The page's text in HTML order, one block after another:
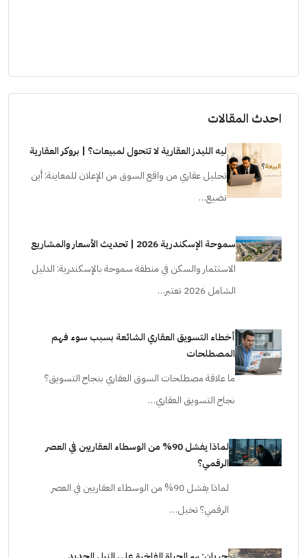
احدث المقالات
ليه الليدز العقارية لا تتحول لمبيعات؟ | بروكر العقارية
تحليل عقاري من واقع السوق من الإعلان للمعاينة: أين
تضيع…
سموحة الإسكندرية 2026 | تحديث الأسعار والمشاريع
الاستثمار والسكن في منطقة سموحة بالإسكندرية: الدليل
الشامل 2026 تعتبر…
أخطاء التسويق العقاري الشائعة بسبب سوء فهم
المصطلحات
ما علاقة مصطلحات السوق العقاري بنجاح التسويق؟
نجاح التسويق العقاري…
لماذا يفشل 90% من الوسطاء العقاريين في العصر
الرقمي؟
لماذا يفشل 90% من الوسطاء العقاريين في العصر
الرقمي؟ تخيل…